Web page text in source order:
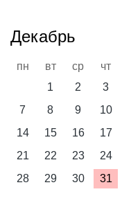
Декабрь
пн вт ср чт
1
2 3
7
8 9 10
14
15 16 17
21
22 23 24
28
29 30 31